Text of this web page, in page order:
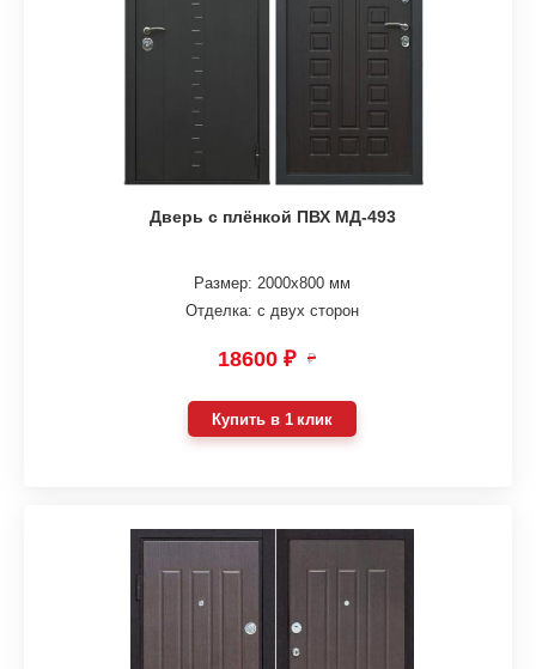
Дверь с плёнкой ПВХ МД-493
Размер: 2000х800 мм
Отделка: с двух сторон
18600 ₽ ₽
Купить в 1 клик